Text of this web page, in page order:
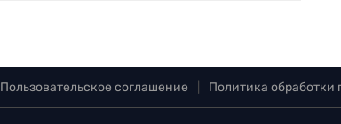
Пользовательское соглашение Политика